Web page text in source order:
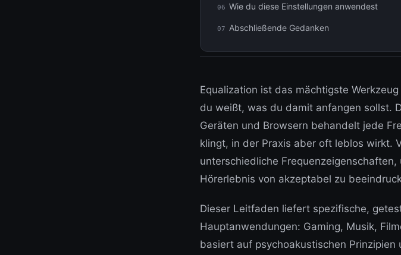
06 Wie du diese Einstellungen anwendest
07 Abschließende Gedanken
Equalization ist das mächtigste
du weißt, was du damit anfangen sollst.
Geräten und Browsern behandelt jede
klingt, in der Praxis aber oft leblos wirkt.
unterschiedliche
Hörerlebnis von akzeptabel zu
Dieser Leitfaden liefert spezifische,
Hauptanwendungen: Gaming, Musik,
basiert auf psychoakustischen Prinzipien